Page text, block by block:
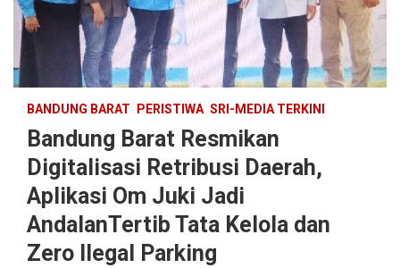
BANDUNG BARAT PERISTIWA SRI-MEDIA TERKINI
Bandung Barat Resmikan
Digitalisasi Retribusi Daerah,
Aplikasi Om Juki Jadi
AndalanTertib Tata Kelola dan
Zero Ilegal Parking